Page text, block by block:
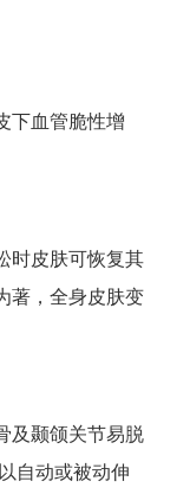
下血管脆性增
时皮肤可恢复其
著，全身皮肤变
及颞颌关节易脱
自动或被动伸